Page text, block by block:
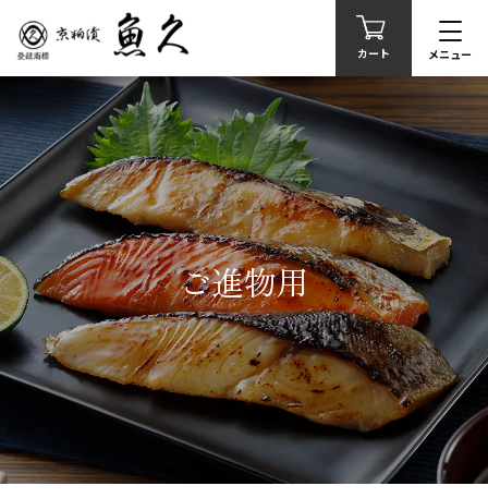
カート メニュー
ご進物用